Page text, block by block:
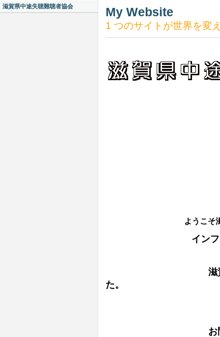
滋賀県中途失聴難聴者協会 My Website
1 つのサイトが世界を変
ようこそ
インフ
滋賀県中途失聴難
た。
お問い合